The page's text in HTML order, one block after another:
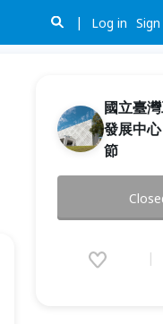
Log in
國立臺
發展中
節
音樂故事《帕婆仔
2026.06.21 (Sun)